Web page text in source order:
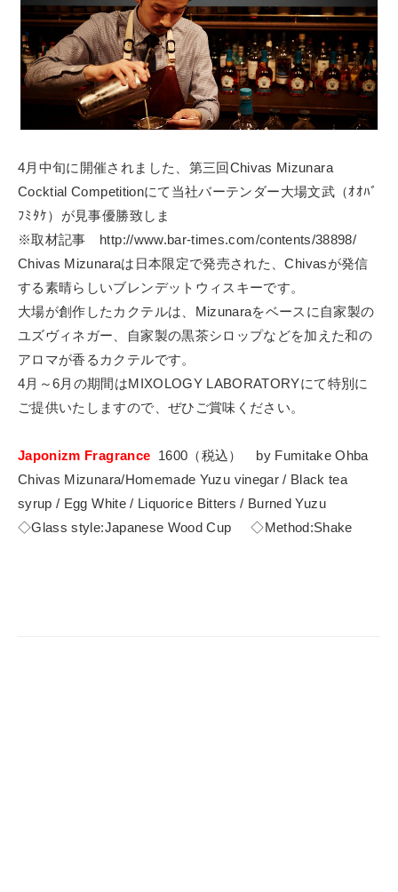
4月中旬に開催されました、第三回Chivas Mizunara
Cocktial Competitionにて当社バーテンダー大場文武（ｵｵﾊﾞ
ﾌﾐﾀｹ）が見事優勝致しま
※取材記事 http://www.bar-times.com/contents/38898/
Chivas Mizunaraは日本限定で発売された、Chivasが発信
する素晴らしいブレンデットウィスキーです。
大場が創作したカクテルは、Mizunaraをベースに自家製の
ユズヴィネガー、自家製の黒茶シロップなどを加えた和の
アロマが香るカクテルです。
4月～6月の期間はMIXOLOGY LABORATORYにて特別に
ご提供いたしますので、ぜひご賞味ください。
Japonizm Fragrance 1600（税込） by Fumitake Ohba
Chivas Mizunara/Homemade Yuzu vinegar / Black tea
syrup / Egg White / Liquorice Bitters / Burned Yuzu
◇Glass style:Japanese Wood Cup ◇Method:Shake